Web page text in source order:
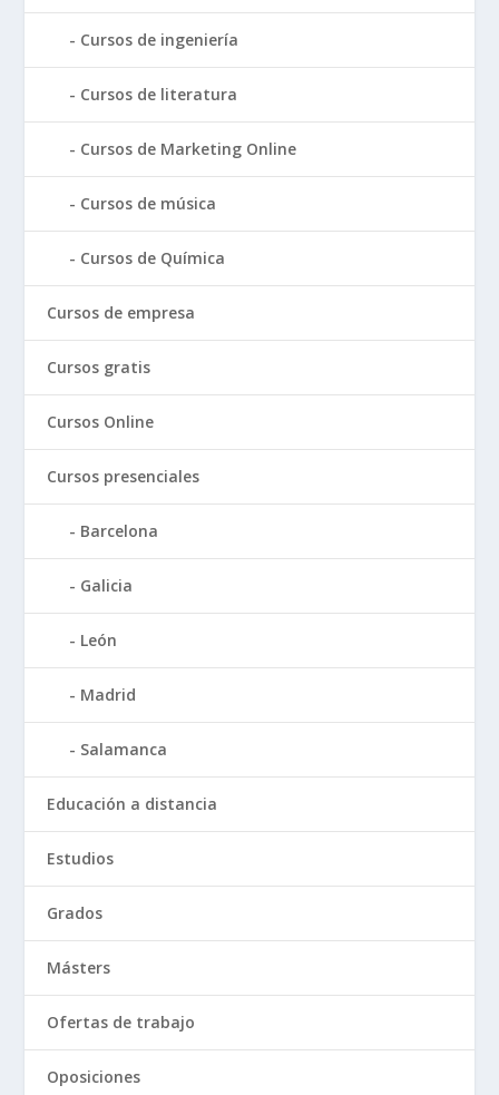
Cursos de ingeniería
Cursos de literatura
Cursos de Marketing Online
Cursos de música
Cursos de Química
Cursos de empresa
Cursos gratis
Cursos Online
Cursos presenciales
Barcelona
Galicia
León
Madrid
Salamanca
Educación a distancia
Estudios
Grados
Másters
Ofertas de trabajo
Oposiciones